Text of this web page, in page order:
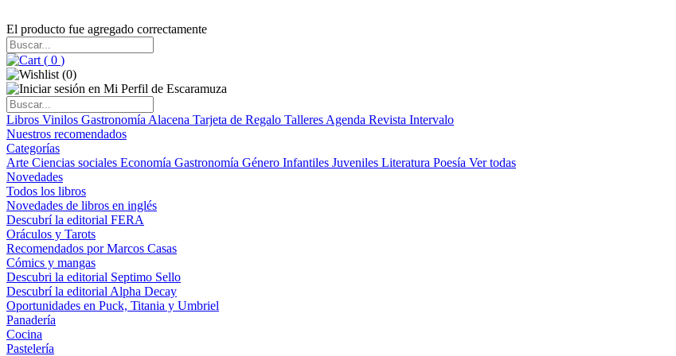
El producto fue agregado correctamente
( 0 )
(0)
Libros Vinilos Gastronomía Alacena Tarjeta de Regalo Talleres Agenda Revista Intervalo
Nuestros recomendados
Categorías
Arte Ciencias sociales Economía Gastronomía Género Infantiles Juveniles Literatura Poesía Ver todas
Novedades
Todos los libros
Novedades de libros en inglés
Descubrí la editorial FERA
Oráculos y Tarots
Recomendados por Marcos Casas
Cómics y mangas
Descubri la editorial Septimo Sello
Descubrí la editorial Alpha Decay
Oportunidades en Puck, Titania y Umbriel
Panadería
Cocina
Pastelería